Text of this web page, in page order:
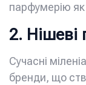
парфумерію як
2.
Сучасні
бренди, що